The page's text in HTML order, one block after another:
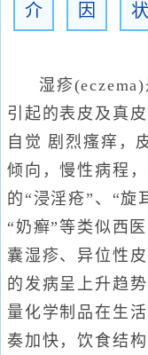
介
因
状
湿疹
引起的表皮及真
自觉 剧烈瘙痒，
倾向，慢性病程
的“浸淫疮”、“旋
“奶癣”等类似西
囊湿疹、异位性
的发病呈上升趋
量化学制品在生
奏加快，饮食结